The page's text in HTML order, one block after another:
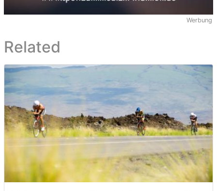
Werbung
Related